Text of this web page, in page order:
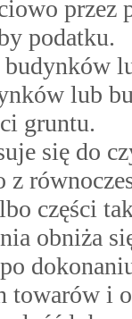
przez
podatku.
lub
gruntu.
się do
z
części
obniża
towarów i